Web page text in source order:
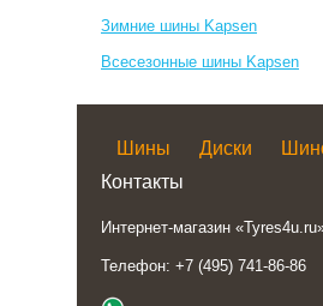
Зимние шины Kapsen
Всесезонные шины Kapsen
Шины Диски
Контакты
Интернет-магазин
Телефон: +7 (495) 741-86-86